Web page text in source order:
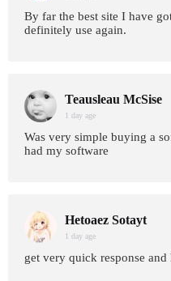
By far the best site I have
definitely use again.
Teausleau McSise
1 day age
Was very simple buying a
had my software
Hetoaez Sotayt
1 day age
get very quick response and